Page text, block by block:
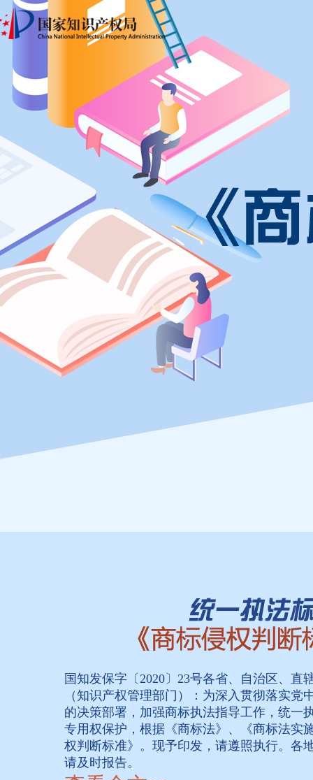
国知发保字〔2020〕23号各省、自治区、
（知识产权管理部门）：为深入贯彻落实
的决策部署，加强商标执法指导工作，统一
专用权保护，根据《商标法》、《商标法实
权判断标准》。现予印发，请遵照执行。各
请及时报告。